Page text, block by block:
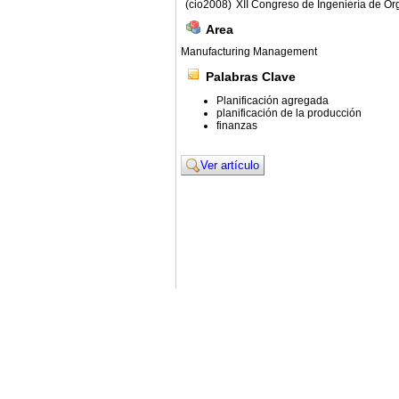
(cio2008) XII Congreso de Ingeniería de
Area
Manufacturing Management
Palabras Clave
Planificación agregada
planificación de la producción
finanzas
Ver artículo